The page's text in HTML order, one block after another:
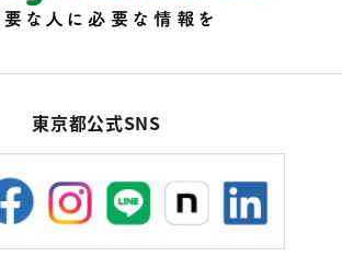
東京都公式SNS